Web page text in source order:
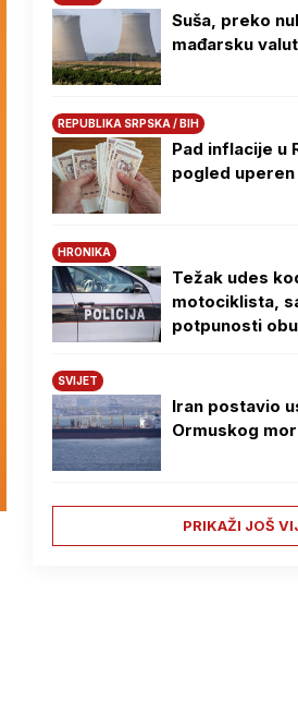
Suša, preko
mađarsku
REPUBLIKA SRPSKA / BIH
Pad inflacije u
pogled
HRONIKA
Težak udes
motociklista,
potpunosti
SVIJET
Iran postavio
Ormuskog
PRIKAŽI JOŠ